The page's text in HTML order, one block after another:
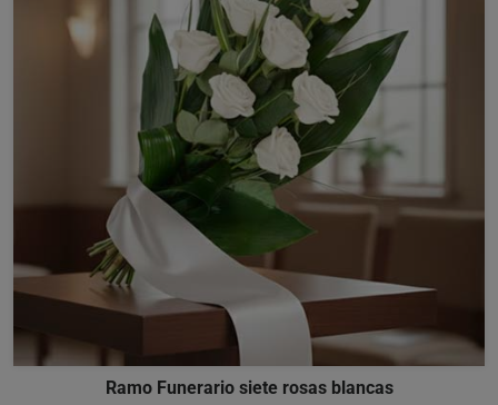
Ramo Funerario siete rosas blancas